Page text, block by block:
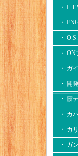
・
・
・
・
・ ガ
・ 開
・ 霞
・ カ
・ カ
・ ガ